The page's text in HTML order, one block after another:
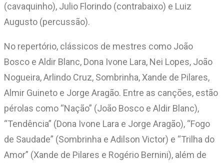
(cavaquinho), Julio Florindo (contrabaixo) e Luiz
Augusto (percussão).
No repertório, clássicos de mestres como João
Bosco e Aldir Blanc, Dona Ivone Lara, Nei Lopes, João
Nogueira, Arlindo Cruz, Sombrinha, Xande de Pilares,
Almir Guineto e Jorge Aragão. Entre as canções, estão
pérolas como “Nação” (João Bosco e Aldir Blanc),
“Tendência” (Dona Ivone Lara e Jorge Aragão), “Fogo
de Saudade” (Sombrinha e Adilson Victor) e “Trilha do
Amor” (Xande de Pilares e Rogério Bernini), além de